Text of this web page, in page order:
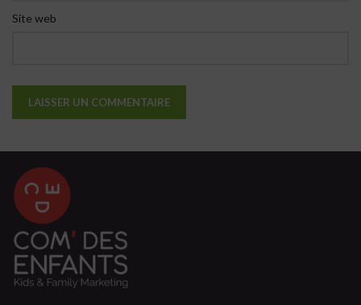
Site web